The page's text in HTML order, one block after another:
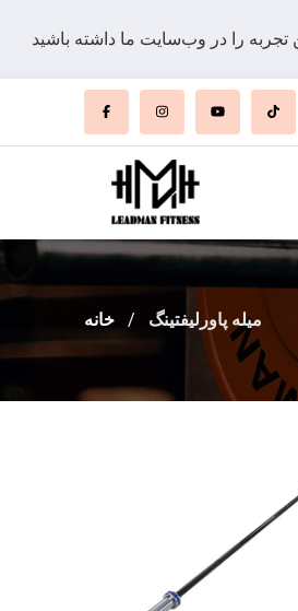
خانه میله پاورلیفتینگ